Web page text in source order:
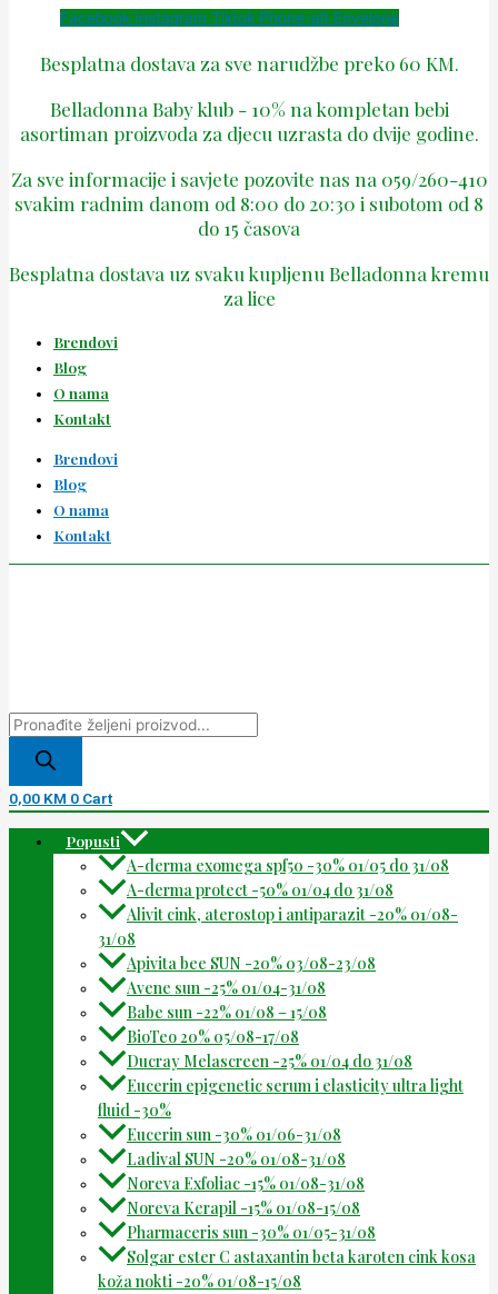
Facebook Instagram Tiktok Phone-alt Envelope
Besplatna dostava za sve narudžbe preko 60 KM.
Belladonna Baby klub - 10% na kompletan bebi
asortiman proizvoda za djecu uzrasta do dvije godine.
Za sve informacije i savjete pozovite nas na 059/260-410
svakim radnim danom od 8:00 do 20:30 i subotom od 8
do 15 časova
Besplatna dostava uz svaku kupljenu Belladonna kremu
za lice
Brendovi
Blog
O nama
Kontakt
Brendovi
Blog
O nama
Kontakt
0,00 KM 0 Cart
Popusti
A-derma exomega spf50 -30% 01/05 do 31/08
A-derma protect -50% 01/04 do 31/08
Alivit cink, aterostop i antiparazit -20% 01/08-
31/08
Apivita bee SUN -20% 03/08-23/08
Avene sun -25% 01/04-31/08
Babe sun -22% 01/08 – 15/08
BioTeo 20% 05/08-17/08
Ducray Melascreen -25% 01/04 do 31/08
Eucerin epigenetic serum i elasticity ultra light
fluid -30%
Eucerin sun -30% 01/06-31/08
Ladival SUN -20% 01/08-31/08
Noreva Exfoliac -15% 01/08-31/08
Noreva Kerapil -15% 01/08-15/08
Pharmaceris sun -30% 01/05-31/08
Solgar ester C astaxantin beta karoten cink kosa
koža nokti -20% 01/08-15/08